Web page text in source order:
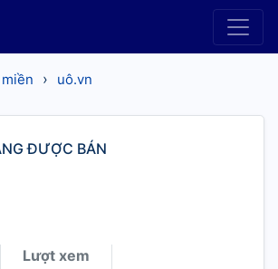
› uô.vn
ĐƯỢC BÁN
Lượt xem